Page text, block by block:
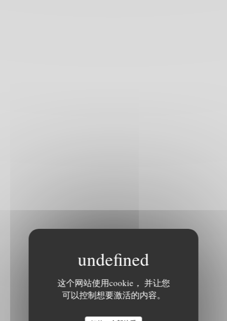
这个网站使用cookie， 并让您
可以控制想要激活的内容。